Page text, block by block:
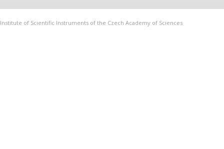
Institute of Scientific Instruments of the Czech Academy of Sciences